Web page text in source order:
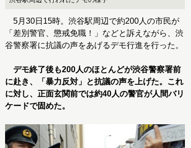
5月30日15時。渋谷駅周辺で約200人の市民が
「差別警官、懲戒免職！」などと訴えながら、渋
谷警察署に抗議の声をあげるデモ行進を行った。
デモ終了後も200人のほとんどが渋谷警察署前
に赴き、「暴力反対」と抗議の声を上げた。これ
に対し、正面玄関前では約40人の警官が人間バリ
ケードで固めた。